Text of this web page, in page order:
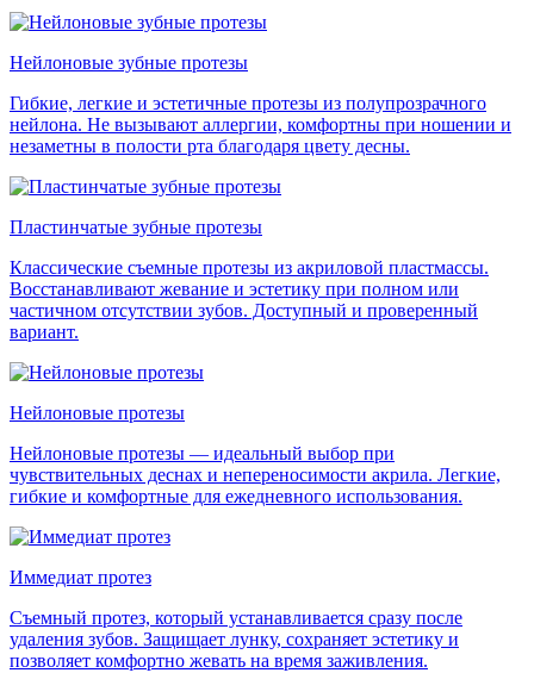
Нейлоновые зубные протезы
Гибкие, легкие и эстетичные протезы из полупрозрачного
нейлона. Не вызывают аллергии, комфортны при ношении и
незаметны в полости рта благодаря цвету десны.
Пластинчатые зубные протезы
Классические съемные протезы из акриловой пластмассы.
Восстанавливают жевание и эстетику при полном или
частичном отсутствии зубов. Доступный и проверенный
вариант.
Нейлоновые протезы
Нейлоновые протезы — идеальный выбор при
чувствительных деснах и непереносимости акрила. Легкие,
гибкие и комфортные для ежедневного использования.
Иммедиат протез
Съемный протез, который устанавливается сразу после
удаления зубов. Защищает лунку, сохраняет эстетику и
позволяет комфортно жевать на время заживления.